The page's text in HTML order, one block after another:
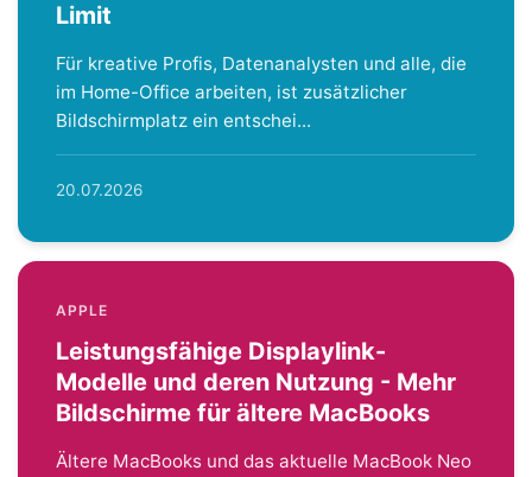
Limit
Für kreative Profis, Datenanalysten und alle, die
im Home-Office arbeiten, ist zusätzlicher
Bildschirmplatz ein entschei...
20.07.2026
APPLE
Leistungsfähige Displaylink-
Modelle und deren Nutzung - Mehr
Bildschirme für ältere MacBooks
Ältere MacBooks und das aktuelle MacBook Neo